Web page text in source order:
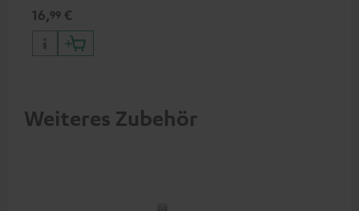
16,99 €
Weiteres Zubehör